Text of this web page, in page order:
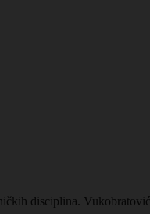
disciplina.